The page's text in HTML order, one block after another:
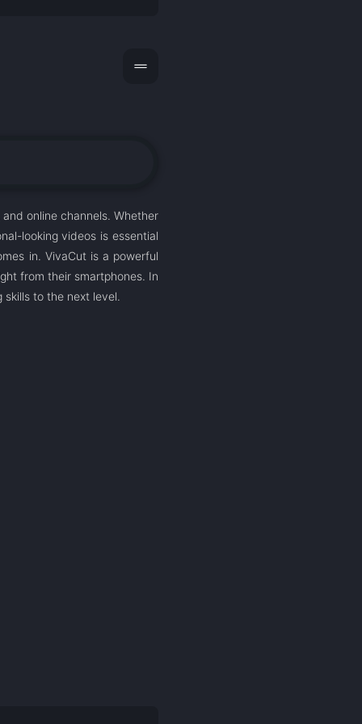
drag_handle
online channels. Whether
looking videos is essential
in. VivaCut is a powerful
from their smartphones. In
to the next level.